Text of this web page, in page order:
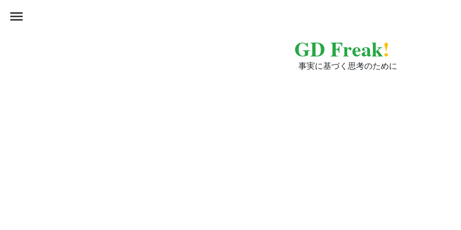
GD Freak!
事実に基づく思考のために
menu